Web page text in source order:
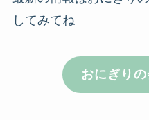
してみてね
おにぎり